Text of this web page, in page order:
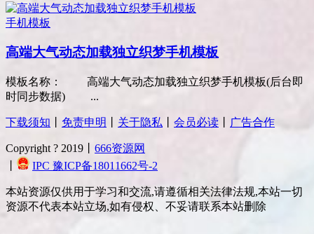
手机模板
高端大气动态加载独立织梦手机模板
模板名称： 高端大气动态加载独立织梦手机模板(后台即
时同步数据) ...
下载须知 免责申明 关于隐私 会员必读 广告合作
Copyright ? 2019丨 666资源网
IPC 豫ICP备18011662号-2
本站资源仅供用于学习和交流,请遵循相关法律法规,本站一切
资源不代表本站立场,如有侵权、不妥请联系本站删除